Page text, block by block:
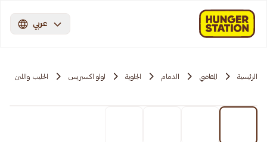
عربي
الرئيسية المقاضي الدمام الجلوية لولو اكسبريس الحليب واللبن